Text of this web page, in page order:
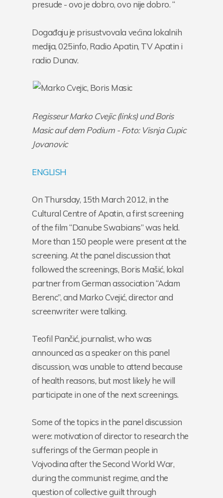
presude - ovo je dobro, ovo nije dobro. “
Događaju je prisustvovala većina lokalnih
medija, 025info, Radio Apatin, TV Apatin i
radio Dunav.
Regisseur Marko Cvejic (links) und Boris
Masic auf dem Podium - Foto: Visnja Cupic
Jovanovic
ENGLISH
On Thursday, 15th March 2012, in the
Cultural Centre of Apatin, a first screening
of the film “Danube Swabians” was held.
More than 150 people were present at the
screening. At the panel discussion that
followed the screenings, Boris Mašić, lokal
partner from German association “Adam
Berenc”, and Marko Cvejić, director and
screenwriter were talking.
Teofil Pančić, journalist, who was
announced as a speaker on this panel
discussion, was unable to attend because
of health reasons, but most likely he will
participate in one of the next screenings.
Some of the topics in the panel discussion
were: motivation of director to research the
sufferings of the German people in
Vojvodina after the Second World War,
during the communist regime, and the
question of collective guilt through